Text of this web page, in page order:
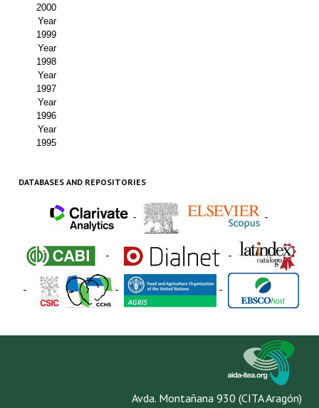
2000
Year
1999
Year
1998
Year
1997
Year
1996
Year
1995
DATABASES AND REPOSITORIES
- -
- -
- - -
Avda. Montañana 930 (CITA Aragón)